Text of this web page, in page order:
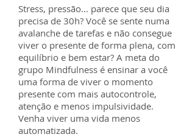
Stress, pressão... parece que seu dia
precisa de 30h? Você se sente numa
avalanche de tarefas e não consegue
viver o presente de forma plena, com
equilíbrio e bem estar? A meta do
grupo Mindfulness é ensinar a você
uma forma de viver o momento
presente com mais autocontrole,
atenção e menos impulsividade.
Venha viver uma vida menos
automatizada.